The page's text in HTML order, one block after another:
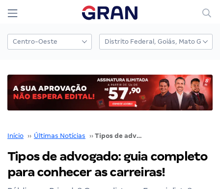
Início ›› Últimas Notícias ›› Tipos de advogado: guia completo para conhecer as carreiras!
Tipos de advogado: guia completo
para conhecer as carreiras!